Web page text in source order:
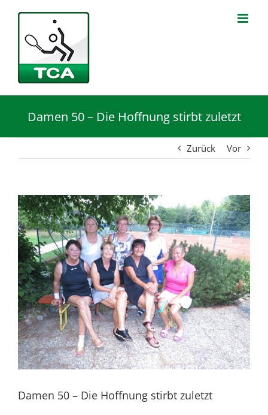
springen
Damen 50 – Die Hoffnung stirbt zuletzt
Zurück Vor
Zeige
grösseres
Bild
Damen 50 – Die Hoffnung stirbt zuletzt